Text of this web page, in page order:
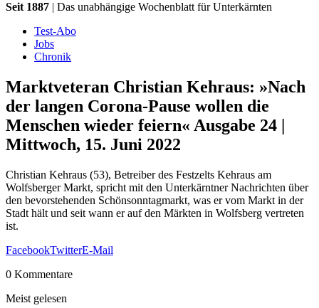
Seit 1887 | Das unabhängige Wochenblatt für Unterkärnten
Test-Abo
Jobs
Chronik
Marktveteran Christian Kehraus: »Nach
der langen Corona-Pause wollen die
Menschen wieder feiern« Ausgabe 24 |
Mittwoch, 15. Juni 2022
Christian Kehraus (53), Betreiber des Festzelts Kehraus am
Wolfsberger Markt, spricht mit den Unterkärntner Nachrichten über
den bevorstehenden Schönsonntagmarkt, was er vom Markt in der
Stadt hält und seit wann er auf den Märkten in Wolfsberg vertreten
ist.
FacebookTwitterE-Mail
0 Kommentare
Meist gelesen